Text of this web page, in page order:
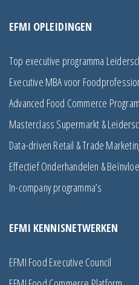
EFMI OPLEIDINGEN
Top executive programma
Executive MBA voor
Advanced Food Commerce Program
Masterclass Supermarkt &
Data-driven Retail & Trade
Effectief Onderhandelen &
In-company programma’s
EFMI KENNISNETWERKEN
EFMI Food Executive Council